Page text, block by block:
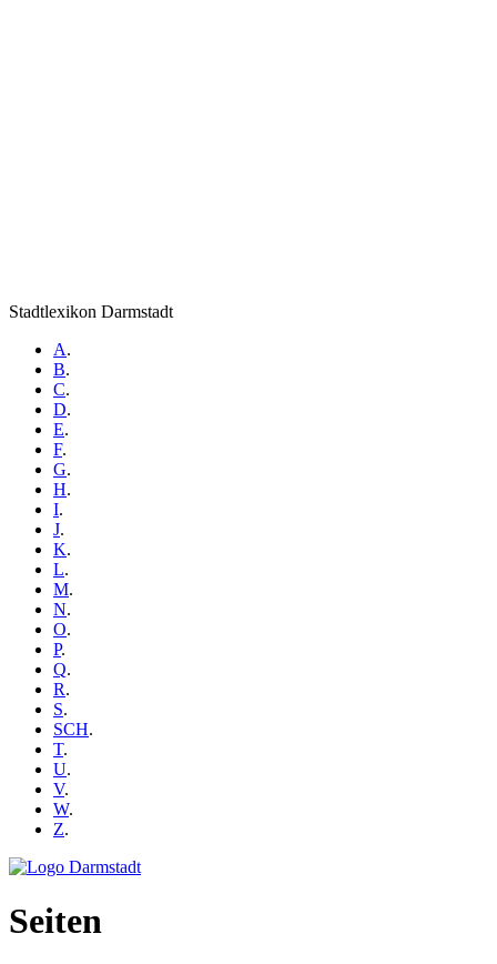
Stadtlexikon Darmstadt
A.
B.
C.
D.
E.
F.
G.
H.
I.
J.
K.
L.
M.
N.
O.
P.
Q.
R.
S.
SCH.
T.
U.
V.
W.
Z.
Seiten